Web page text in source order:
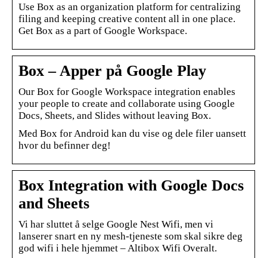
Use Box as an organization platform for centralizing
filing and keeping creative content all in one place.
Get Box as a part of Google Workspace.
Box – Apper på Google Play
Our Box for Google Workspace integration enables
your people to create and collaborate using Google
Docs, Sheets, and Slides without leaving Box.
Med Box for Android kan du vise og dele filer uansett
hvor du befinner deg!
Box Integration with Google Docs
and Sheets
Vi har sluttet å selge Google Nest Wifi, men vi
lanserer snart en ny mesh-tjeneste som skal sikre deg
god wifi i hele hjemmet – Altibox Wifi Overalt.